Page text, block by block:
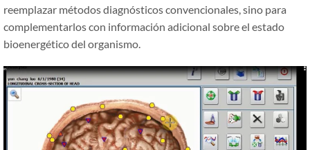
reemplazar métodos diagnósticos convencionales, sino para
complementarlos con información adicional sobre el estado
bioenergético del organismo.